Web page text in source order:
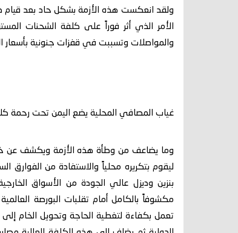
ولقد انعكست هذه الأزمة بشكل حاد بعد قيام
الأمر الذي أثر فوراً على كلفة الشحنات
والمواصلات وتسببت في قفزات جنونية بأسعار
​غياب المصافي المحلية يضع اليمن تحت رحمة
​وما يضاعف من وطأة هذه الأزمة ويكشف عن
ليقوم بتكريره محلياً والاستفادة من
بنزين وديزل عالي الجودة من الأسواق
مكشوفاً بالكامل أمام تقلبات البورصة
تعمل بكفاءة لتغطية الحاجة وتحويل الخام